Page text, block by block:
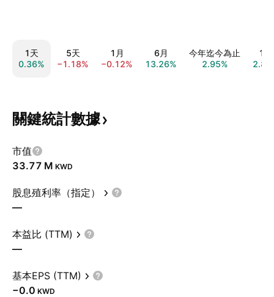
1天
0.36%
5天
−1.18%
1月
−0.12%
6月
13.26%
今年迄今為止
2.95%
1年
關鍵統計數據
市值
‪33.77 M‬ KWD
股息殖利率（指定）
—
本益比 (TTM)
—
基本EPS (TTM)
−0.0 KWD